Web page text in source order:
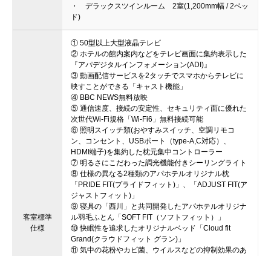
・ デラックスツインルーム 2室(1,200mm幅 / 2ベッ
ド)
客室標準
仕様
① 50型以上大型液晶テレビ
② ホテルの館内案内などをテレビ画面に集約表示した
『アパデジタルインフォメーション(ADI)』
③ 動画配信サービスを2タッチでスマホからテレビに
映すことができる「キャスト機能」
④ BBC NEWS無料放映
⑤ 通信速度、接続の安定性、セキュリティ面に優れた
次世代Wi-Fi規格「Wi-Fi6」無料接続可能
⑥ 照明スイッチ類(おやすみスイッチ、空調リモコ
ン、コンセント、USBポート（type-A,C対応）、
HDMI端子)を集約した枕元集中コントローラー
⑦ 明るさにこだわった調光機能付きシーリングライト
⑧ 仕様の異なる2種類のアパホテルオリジナル枕
「PRIDE FIT(プライドフィット)」、「ADJUST FIT(ア
ジャストフィット)」
⑨ 寝具の「西川」と共同開発したアパホテルオリジナ
ル羽毛ふとん「SOFT FIT（ソフトフィット）」
⑩ 快眠性を追求したオリジナルベッド「Cloud fit
Grand(クラウドフィット グラン)」
⑪ 気中の花粉やカビ菌、ウイルスなどの抑制効果のあ